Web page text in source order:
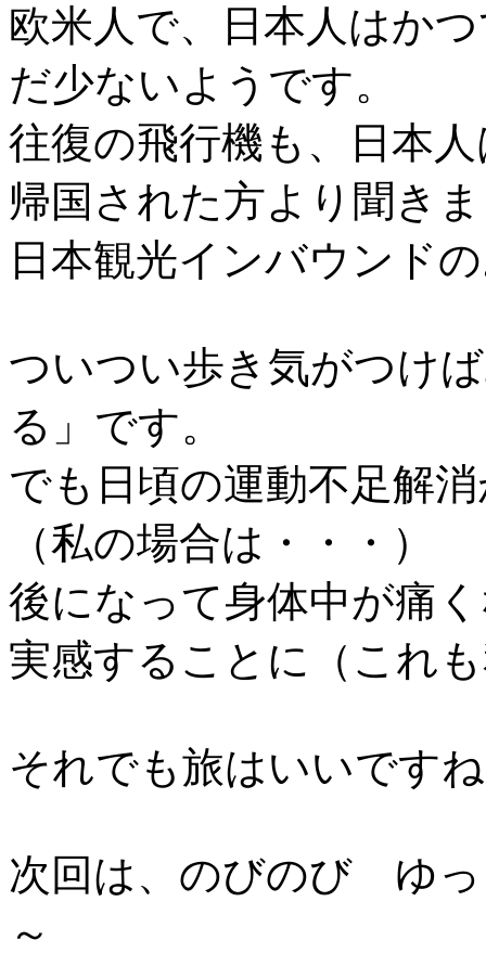
欧米人で、日本人はか
だ少ないようです。
往復の飛行機も、日本
帰国された方より聞き
日本観光インバウンド
ついつい歩き気がつけ
る」です。
でも日頃の運動不足解
（私の場合は・・・）
後になって身体中が痛
実感することに（これ
それでも旅はいいです
次回は、のびのび ゆ
～